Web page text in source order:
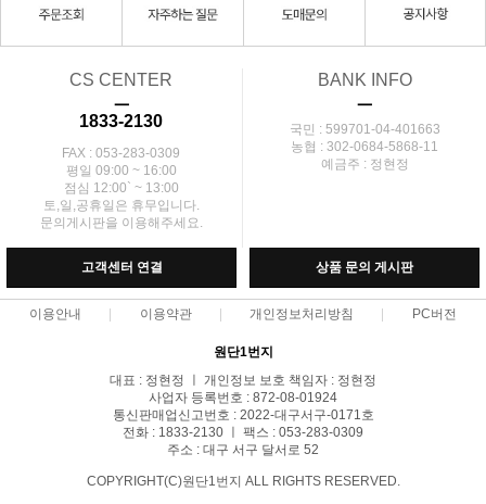
CS CENTER
ㅡ
1833-2130
FAX : 053-283-0309
평일 09:00 ~ 16:00
점심 12:00` ~ 13:00
토,일,공휴일은 휴무입니다.
문의게시판을 이용해주세요.
BANK INFO
ㅡ
국민 : 599701-04-401663
농협 : 302-0684-5868-11
예금주 : 정현정
고객센터 연결 상품 문의 게시판
이용안내 이용약관 개인정보처리방침 PC버전
원단1번지
대표 : 정현정 ㅣ 개인정보 보호 책임자 : 정현정
사업자 등록번호 : 872-08-01924
통신판매업신고번호 : 2022-대구서구-0171호
전화 : 1833-2130 ㅣ 팩스 : 053-283-0309
주소 : 대구 서구 달서로 52
COPYRIGHT(C)원단1번지 ALL RIGHTS RESERVED.